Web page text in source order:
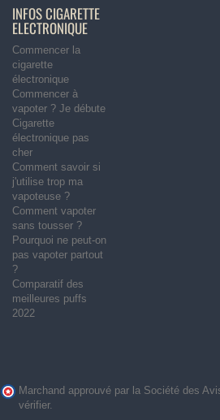
INFOS CIGARETTE
ELECTRONIQUE
Commencer la
cigarette
électronique
Commencer à
vapoter ? Je débute
Cigarette
électronique pas
cher
Comment savoir si
j'utilise trop ma
vapoteuse ?
Comment vapoter
sans tousser ?
Pourquoi ne peut-on
pas vapoter partout
?
Comparatif des
meilleures puffs
2022
Marchand approuvé par la Société des
vérifier.